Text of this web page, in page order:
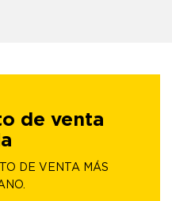
de venta
DE VENTA MÁS